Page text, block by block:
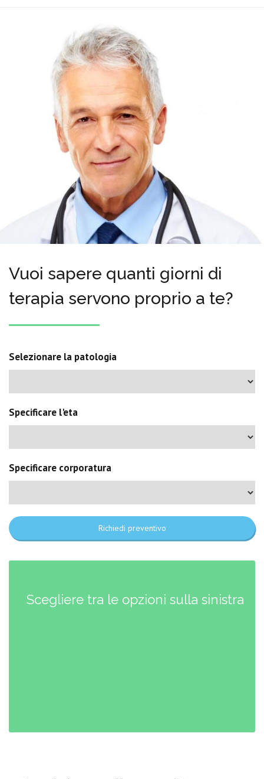
Vuoi sapere quanti giorni di
terapia servono proprio a te?
Selezionare la patologia
Specificare l'eta
Specificare corporatura
Richiedi preventivo
Scegliere tra le opzioni sulla sinistra